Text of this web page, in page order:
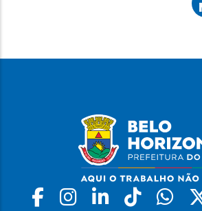
Facebook
Instagram
LinkedinTiktok